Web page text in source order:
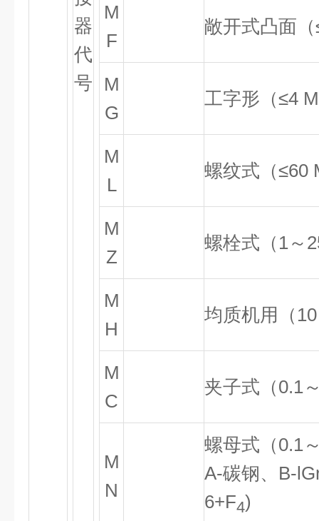
器
代
号
M
F
敞开式凸面
M
G
工字形（≤4
M
L
螺纹式（≤60
M
Z
螺栓式（ 1～
M
H
均质机用（ 10
M
C
夹子式（0.1
M
N
螺母式（0.1
A-碳钢、 B-
6+F4)